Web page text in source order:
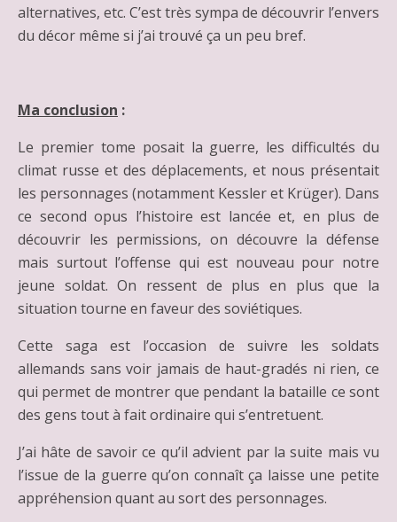
alternatives, etc. C’est très sympa de découvrir l’envers
du décor même si j’ai trouvé ça un peu bref.
Ma conclusion :
Le premier tome posait la guerre, les difficultés du
climat russe et des déplacements, et nous présentait
les personnages (notamment Kessler et Krüger). Dans
ce second opus l’histoire est lancée et, en plus de
découvrir les permissions, on découvre la défense
mais surtout l’offense qui est nouveau pour notre
jeune soldat. On ressent de plus en plus que la
situation tourne en faveur des soviétiques.
Cette saga est l’occasion de suivre les soldats
allemands sans voir jamais de haut-gradés ni rien, ce
qui permet de montrer que pendant la bataille ce sont
des gens tout à fait ordinaire qui s’entretuent.
J’ai hâte de savoir ce qu’il advient par la suite mais vu
l’issue de la guerre qu’on connaît ça laisse une petite
appréhension quant au sort des personnages.